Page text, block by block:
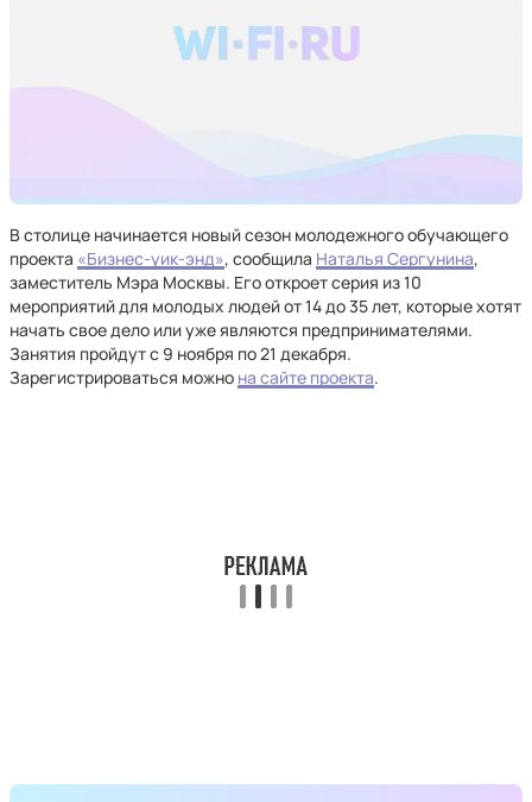
В столице начинается новый сезон молодежного обучающего
проекта «Бизнес-уик-энд», сообщила Наталья Сергунина,
заместитель Мэра Москвы. Его откроет серия из 10
мероприятий для молодых людей от 14 до 35 лет, которые хотят
начать свое дело или уже являются предпринимателями.
Занятия пройдут с 9 ноября по 21 декабря.
Зарегистрироваться можно на сайте проекта.